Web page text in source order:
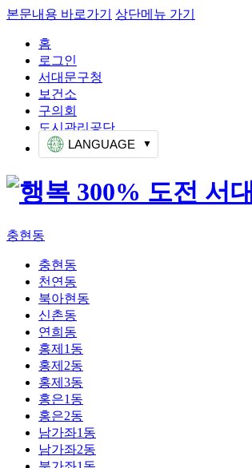
본문내용 바로가기 상단메뉴 가기
홈
로그인
서대문구청
보건소
구의회
도시관리공단
LANGUAGE
충현동
충현동
천연동
북아현동
신촌동
연희동
홍제1동
홍제2동
홍제3동
홍은1동
홍은2동
남가좌1동
남가좌2동